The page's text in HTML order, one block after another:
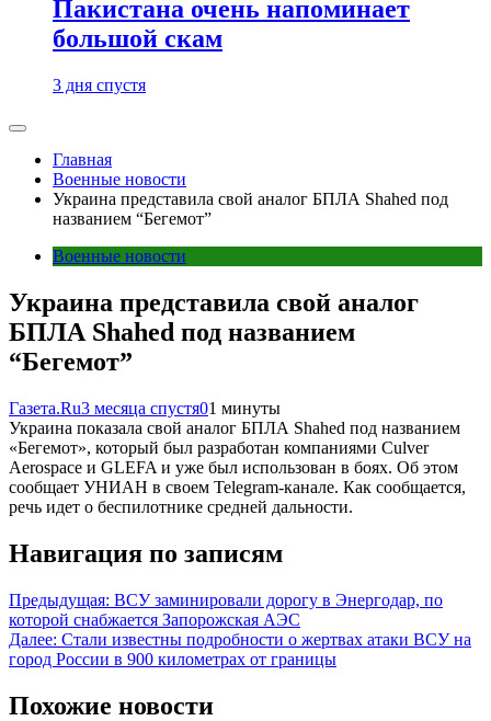
Пакистана очень напоминает
большой скам
3 дня спустя
Главная
Военные новости
Украина представила свой аналог БПЛА Shahed под
названием “Бегемот”
Военные новости
Украина представила свой аналог
БПЛА Shahed под названием
“Бегемот”
Газета.Ru3 месяца спустя01 минуты
Украина показала свой аналог БПЛА Shahed под названием
«Бегемот», который был разработан компаниями Culver
Aerospace и GLEFA и уже был использован в боях. Об этом
сообщает УНИАН в своем Telegram-канале. Как сообщается,
речь идет о беспилотнике средней дальности.
Навигация по записям
Предыдущая: ВСУ заминировали дорогу в Энергодар, по
которой снабжается Запорожская АЭС
Далее: Стали известны подробности о жертвах атаки ВСУ на
город России в 900 километрах от границы
Похожие новости